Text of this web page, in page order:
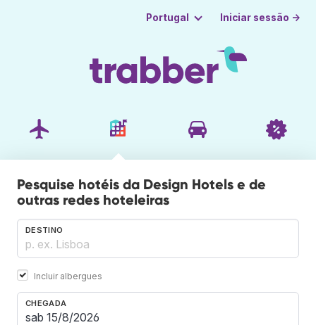
Portugal Iniciar sessão →
Pesquise hotéis da Design Hotels e de
outras redes hoteleiras
DESTINO
Incluir albergues
CHEGADA